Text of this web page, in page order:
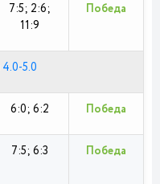
7:5; 2:6;
11:9
Победа
5.0
6:0; 6:2 Победа
7:5; 6:3 Победа